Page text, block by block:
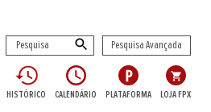
Pesquisa Avançada
HISTÓRICO CALENDÁRIO PLATAFORMA LOJA FPX